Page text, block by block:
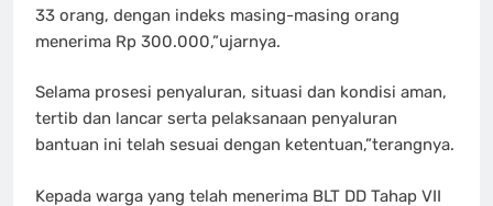
33 orang, dengan indeks masing-masing orang
menerima Rp 300.000,”ujarnya.
Selama prosesi penyaluran, situasi dan kondisi aman,
tertib dan lancar serta pelaksanaan penyaluran
bantuan ini telah sesuai dengan ketentuan,”terangnya.
Kepada warga yang telah menerima BLT DD Tahap VII